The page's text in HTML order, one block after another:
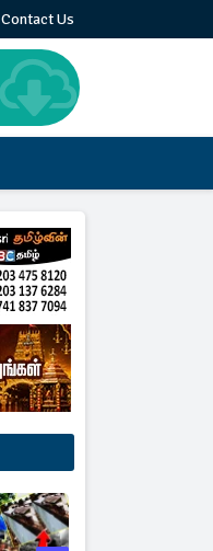
Contact Us